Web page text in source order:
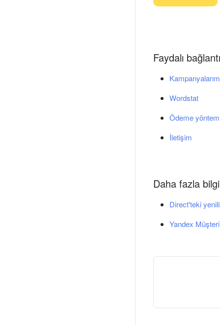
Faydalı
Kampanyalarım
Wordstat
Ödeme
İletişim
Daha fazla
Direct'teki
Yandex